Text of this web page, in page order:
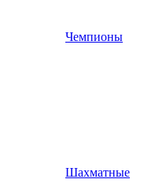
Чемпионы
Шахматные